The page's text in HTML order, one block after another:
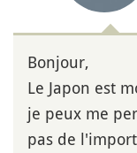
Bonjour,
Le Japon est
je peux me
pas de